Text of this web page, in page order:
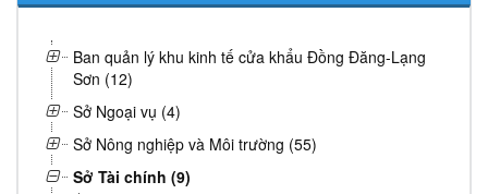
Ban quản lý khu kinh tế cửa khẩu Đồng Đăng-Lạng
Sơn (12)
Sở Ngoại vụ (4)
Sở Nông nghiệp và Môi trường (55)
Sở Tài chính (9)